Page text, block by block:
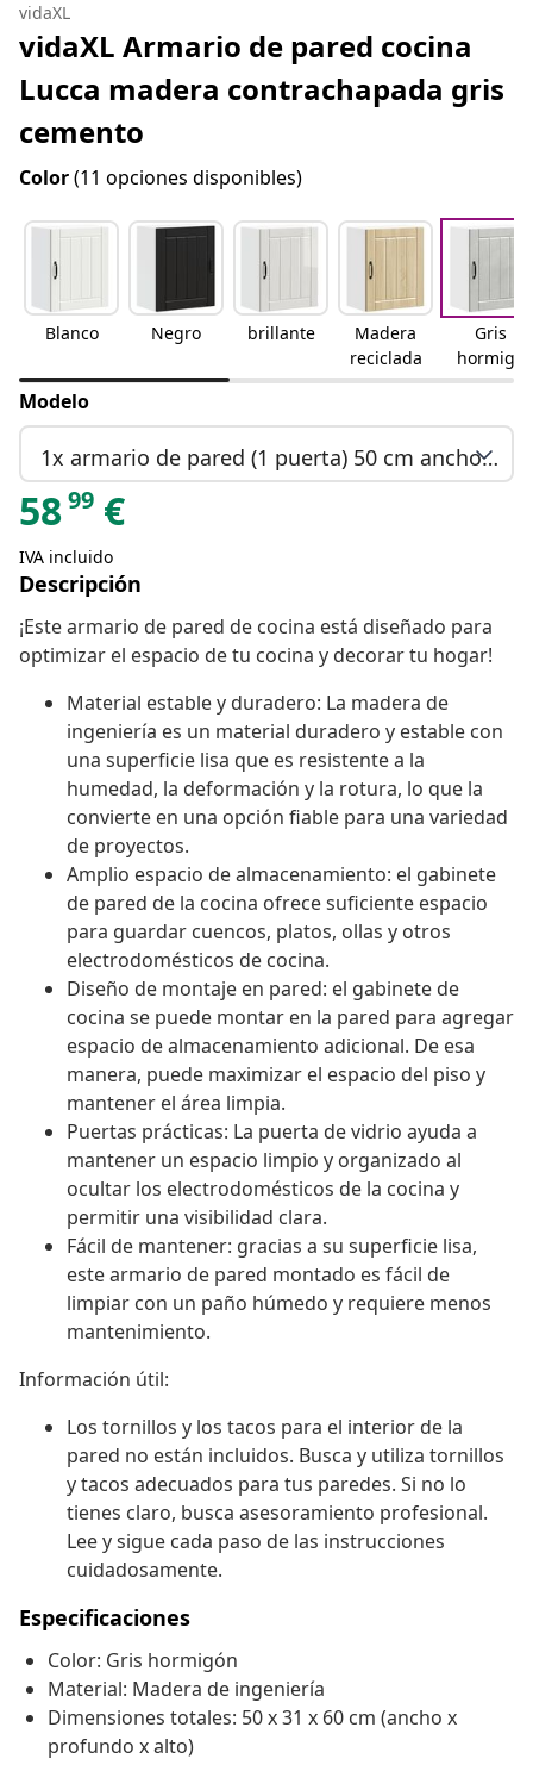
vidaXL
vidaXL Armario de pared cocina
Lucca madera contrachapada gris
cemento
Color(11 opciones disponibles)
Blanco Negro brillante
Madera
reciclada
Gris
hormigó
n
Modelo
1x armario de pared (1 puerta) 50 cm ancho 60 cm alto
5899 €
IVA incluido
Descripción
¡Este armario de pared de cocina está diseñado para
optimizar el espacio de tu cocina y decorar tu hogar!
Material estable y duradero: La madera de
ingeniería es un material duradero y estable con
una superficie lisa que es resistente a la
humedad, la deformación y la rotura, lo que la
convierte en una opción fiable para una variedad
de proyectos.
Amplio espacio de almacenamiento: el gabinete
de pared de la cocina ofrece suficiente espacio
para guardar cuencos, platos, ollas y otros
electrodomésticos de cocina.
Diseño de montaje en pared: el gabinete de
cocina se puede montar en la pared para agregar
espacio de almacenamiento adicional. De esa
manera, puede maximizar el espacio del piso y
mantener el área limpia.
Puertas prácticas: La puerta de vidrio ayuda a
mantener un espacio limpio y organizado al
ocultar los electrodomésticos de la cocina y
permitir una visibilidad clara.
Fácil de mantener: gracias a su superficie lisa,
este armario de pared montado es fácil de
limpiar con un paño húmedo y requiere menos
mantenimiento.
Información útil:
Los tornillos y los tacos para el interior de la
pared no están incluidos. Busca y utiliza tornillos
y tacos adecuados para tus paredes. Si no lo
tienes claro, busca asesoramiento profesional.
Lee y sigue cada paso de las instrucciones
cuidadosamente.
Especificaciones
Color: Gris hormigón
Material: Madera de ingeniería
Dimensiones totales: 50 x 31 x 60 cm (ancho x
profundo x alto)